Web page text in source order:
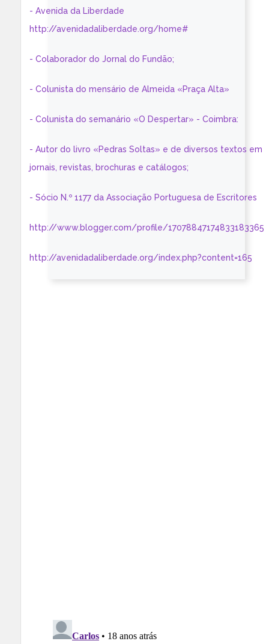
- Avenida da Liberdade
http://avenidadaliberdade.org/home#
- Colaborador do Jornal do Fundão;
- Colunista do mensário de Almeida «Praça Alta»
- Colunista do semanário «O Despertar» - Coimbra:
- Autor do livro «Pedras Soltas» e de diversos textos em
jornais, revistas, brochuras e catálogos;
- Sócio N.º 1177 da Associação Portuguesa de Escritores
http://www.blogger.com/profile/17078847174833183365
http://avenidadaliberdade.org/index.php?content=165